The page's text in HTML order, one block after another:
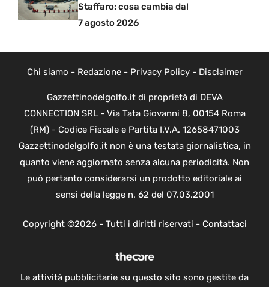
Staffaro: cosa cambia dal
7 agosto 2026
Chi siamo - Redazione- Privacy Policy- Disclaimer
Gazzettinodelgolfo.it di proprietà di DEVA
CONNECTION SRL - Via Tata Giovanni 8, 00154 Roma
(RM) - Codice Fiscale e Partita I.V.A. 12658471003
Gazzettinodelgolfo.it non è una testata giornalistica, in
quanto viene aggiornato senza alcuna periodicità. Non
può pertanto considerarsi un prodotto editoriale ai
sensi della legge n. 62 del 07.03.2001
Copyright ©2026 - Tutti i diritti riservati - Contattaci
Le attività pubblicitarie su questo sito sono gestite da